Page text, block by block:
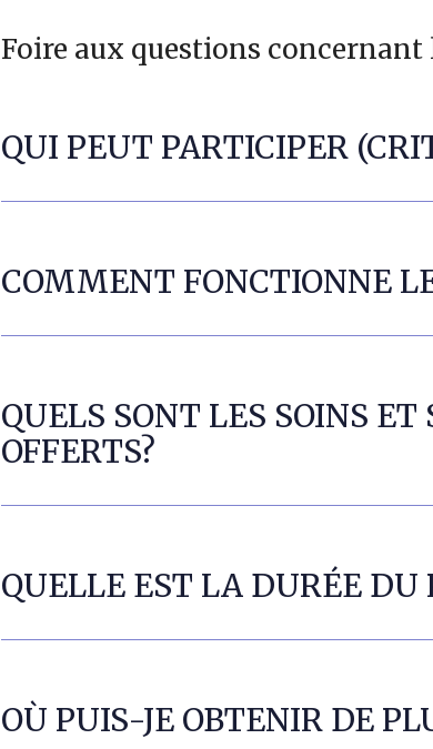
Foire aux questions concernant
QUI PEUT PARTICIPER
COMMENT FONCTIONNE
QUELS SONT LES SOINS
OFFERTS?
QUELLE EST LA DURÉE
OÙ PUIS-JE OBTENIR DE